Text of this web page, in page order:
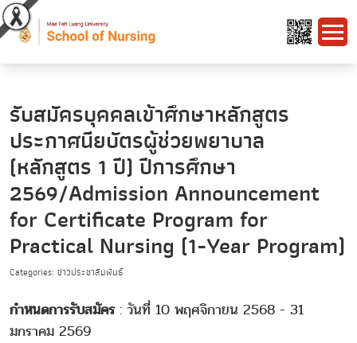
รับสมัครบุคคลเข้าศึกษาหลักสูตร
ประกาศนียบัตรผู้ช่วยพยาบาล
(หลักสูตร 1 ปี) ปีการศึกษา
2569/Admission Announcement
for Certificate Program for
Practical Nursing (1-Year Program)
Categories: ข่าวประชาสัมพันธ์
กำหนดการรับสมัคร: วันที่ 10 พฤศจิกายน 2568 - 31
มกราคม 2569